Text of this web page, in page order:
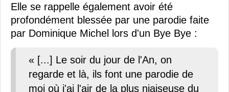
Elle se rappelle également avoir été
profondément blessée par une parodie faite
par Dominique Michel lors d'un Bye Bye :
« [...] Le soir du jour de l'An, on
regarde et là, ils font une parodie de
moi où j'ai l'air de la plus niaiseuse du